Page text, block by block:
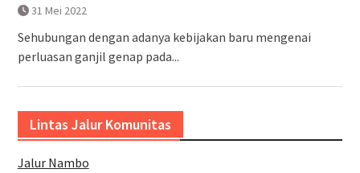
31 Mei 2022
Sehubungan dengan adanya kebijakan baru mengenai
perluasan ganjil genap pada...
Lintas Jalur Komunitas
Jalur Nambo